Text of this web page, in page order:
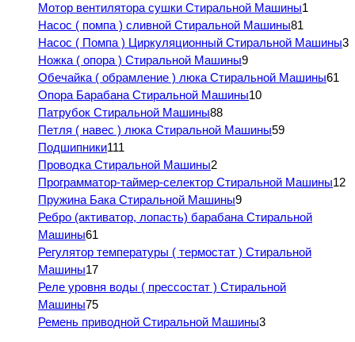
Мотор вентилятора сушки Стиральной Машины1
Насос ( помпа ) сливной Стиральной Машины81
Насос ( Помпа ) Циркуляционный Стиральной Машины3
Ножка ( опора ) Стиральной Машины9
Обечайка ( обрамление ) люка Стиральной Машины61
Опора Барабана Стиральной Машины10
Патрубок Стиральной Машины88
Петля ( навес ) люка Стиральной Машины59
Подшипники111
Проводка Стиральной Машины2
Программатор-таймер-селектор Стиральной Машины12
Пружина Бака Стиральной Машины9
Ребро (активатор, лопасть) барабана Стиральной
Машины61
Регулятор температуры ( термостат ) Стиральной
Машины17
Реле уровня воды ( прессостат ) Стиральной
Машины75
Ремень приводной Стиральной Машины3